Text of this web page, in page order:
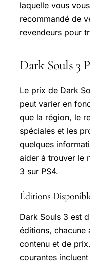
laquelle vous
recommandé de
revendeurs pour
Dark Souls 3
Le prix de Dark
peut varier en
que la région, le
spéciales et les
quelques
aider à trouver le
3 sur PS4.
Éditions
Dark Souls 3 est
éditions, chacune
contenu et de
courantes incluent